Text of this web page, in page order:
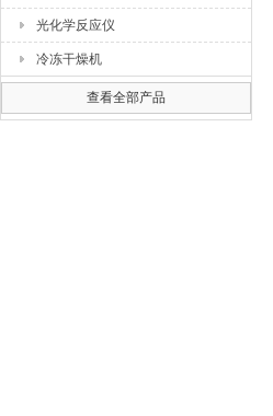
光化学反应仪
冷冻干燥机
查看全部产品